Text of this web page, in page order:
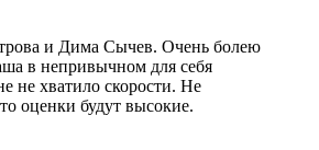
и Дима Сычев. Очень болею
в непривычном для себя
не хватило скорости. Не
оценки будут высокие.